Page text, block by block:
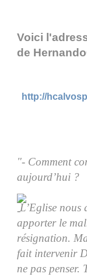
Voici
de
http://
"- Comment
aujourd’hui ?
L’Eglise nous
apporter le
résignation.
fait intervenir
ne pas penser.